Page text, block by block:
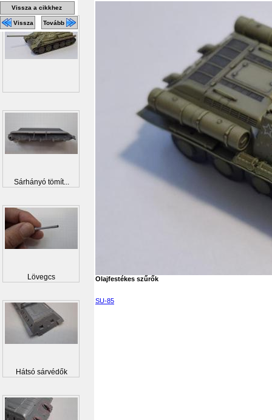
Olajfestékes szűrők
SU-85
Vissza a cikkhez
Vissza Tovább
Sárhányó tömít...
Lövegcs
Hátsó sárvédők